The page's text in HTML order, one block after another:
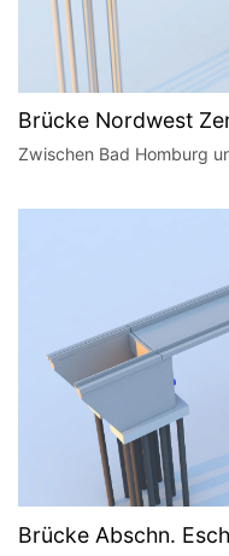
Brücke Nordwest
Zwischen Bad Homburg
Brücke Abschn.